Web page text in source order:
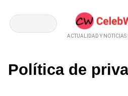
ACTUALIDAD Y NOTICIAS
Política de